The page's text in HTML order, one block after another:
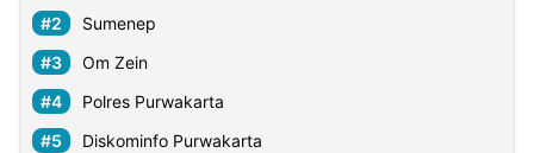
Sumenep
Om Zein
Polres Purwakarta
Diskominfo Purwakarta